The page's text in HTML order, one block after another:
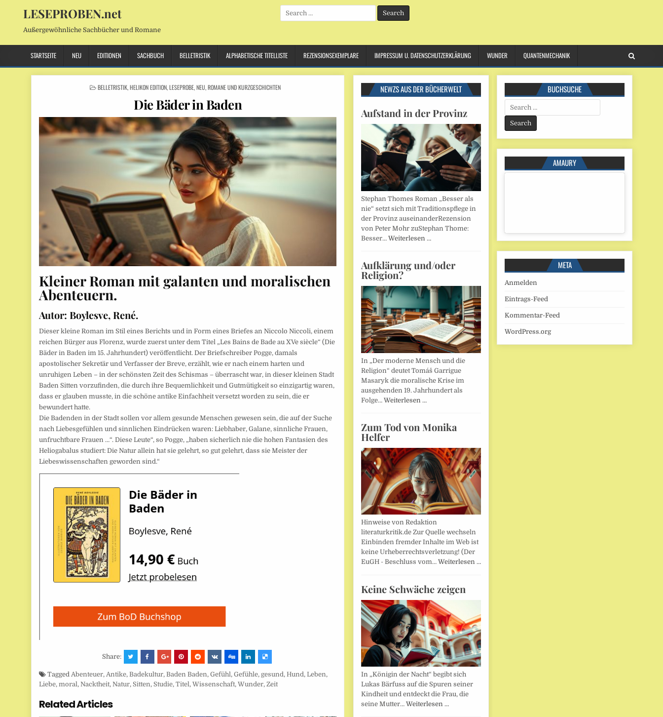
LESEPROBEN.net
Außergewöhnliche Sachbücher und Romane
Search
for:
STARTSEITE NEU EDITIONEN SACHBUCH BELLETRISTIK ALPHABETISCHE TITELLISTE REZENSIONSEXEMPLARE IMPRESSUM U. DATENSCHUTZERKLÄRUNG WUNDER QUANTENMECHANIK
POSTED
BELLETRISTIK,HELIKON EDITION,LESEPROBE,NEU,ROMANE UND KURZGESCHICHTEN
Die Bäder in Baden
Kleiner Roman mit galanten und moralischen
Abenteuern.
Autor: Boylesve, René.
Dieser kleine Roman im Stil eines Berichts und in Form eines Briefes an Niccolo Niccoli, einem
reichen Bürger aus Florenz, wurde zuerst unter dem Titel „Les Bains de Bade au XVe siècle“ (Die
Bäder in Baden im 15. Jahrhundert) veröffentlicht. Der Briefschreiber Pogge, damals
apostolischer Sekretär und Verfasser der Breve, erzählt, wie er nach einem harten und
unruhigen Leben – in der schönsten Zeit des Schismas – überrascht war, in dieser kleinen Stadt
Baden Sitten vorzufinden, die durch ihre Bequemlichkeit und Gutmütigkeit so einzigartig waren,
dass er glauben musste, in die schöne antike Einfachheit versetzt worden zu sein, die er
bewundert hatte.
Die Badenden in der Stadt sollen vor allem gesunde Menschen gewesen sein, die auf der Suche
nach Liebesgefühlen und sinnlichen Eindrücken waren: Liebhaber, Galane, sinnliche Frauen,
unfruchtbare Frauen …“. Diese Leute“, so Pogge, „haben sicherlich nie die hohen Fantasien des
Heliogabalus studiert: Die Natur allein hat sie gelehrt, so gut gelehrt, dass sie Meister der
Liebeswissenschaften geworden sind.“
Share:
TaggedAbenteuer,Antike,Badekultur,Baden Baden,Gefühl,Gefühle,gesund,Hund,Leben,
Liebe,moral,Nacktheit,Natur, Sitten, Studie,Titel,Wissenschaft,Wunder,Zeit
Related Articles
NEWZS AUS DER BÜCHERWELT
Aufstand in der Provinz
Stephan Thomes Roman „Besser als
nie“ setzt sich mit Traditionspflege in
der Provinz auseinanderRezension
von Peter Mohr zuStephan Thome:
Besser… Weiterlesen …
Aufklärung und/oder
Religion?
In „Der moderne Mensch und die
Religion“ deutet Tomáš Garrigue
Masaryk die moralische Krise im
ausgehenden 19. Jahrhundert als
Folge… Weiterlesen …
Zum Tod von Monika
Helfer
Hinweise von Redaktion
literaturkritik.de Zur Quelle wechseln
Einbinden fremder Inhalte im Web ist
keine Urheberrechtsverletzung! (Der
EuGH - Beschluss vom… Weiterlesen …
Keine Schwäche zeigen
In „Königin der Nacht“ begibt sich
Lukas Bärfuss auf die Spuren seiner
Kindheit und entdeckt die Frau, die
seine Mutter… Weiterlesen …
BUCHSUCHE
Search
for:
AMAURY
META
Anmelden
Eintrags-Feed
Kommentar-Feed
WordPress.org